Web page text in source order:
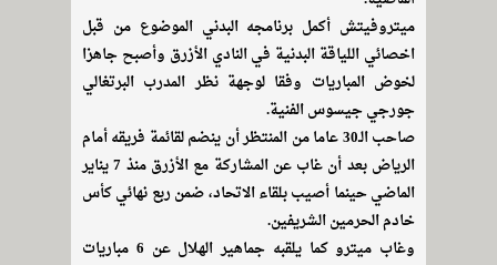
ميتروفيتش أكمل برنامجه البدني الموضوع من قبل
اخصائي اللياقة البدنية في النادي الأزرق وأصبح جاهزا
لخوض المباريات وفقا لوجهة نظر المدرب البرتغالي
جورجي جيسوس الفنية.
صاحب الـ30 عاما من المنتظر أن ينضم لقائمة فريقه أمام
الرياض بعد أن غاب عن المشاركة مع الأزرق منذ 7 يناير
الماضي حينما أصيب بلقاء الاتحاد، ضمن ربع نهائي كأس
خادم الحرمين الشريفين.
وغاب ميترو كما يلقبه جماهير الهلال عن 6 مباريات